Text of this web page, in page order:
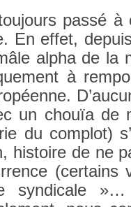
passé
En effet,
alpha de la
à
un chouïa de
du com­plot)
his­toire de ne
(cer­tains
syn­dicale